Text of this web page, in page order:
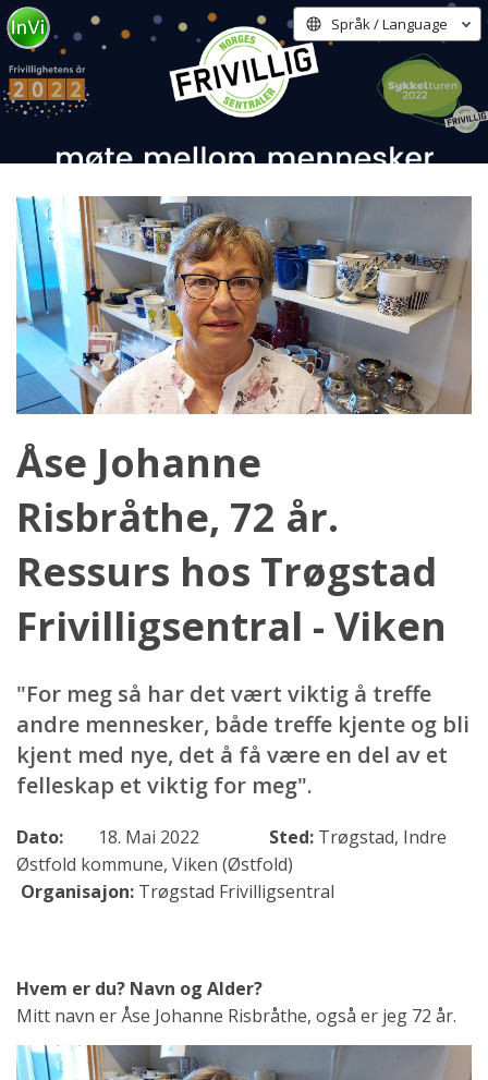
Språk / Language
Åse Johanne
Risbråthe, 72 år.
Ressurs hos Trøgstad
Frivilligsentral - Viken
"For meg så har det vært viktig å treffe
andre mennesker, både treffe kjente og bli
kjent med nye, det å få være en del av et
felleskap et viktig for meg".
Dato: 18. Mai 2022 Sted: Trøgstad, Indre
Østfold kommune, Viken (Østfold)
Organisajon: Trøgstad Frivilligsentral
Hvem er du? Navn og Alder?
Mitt navn er Åse Johanne Risbråthe, også er jeg 72 år.